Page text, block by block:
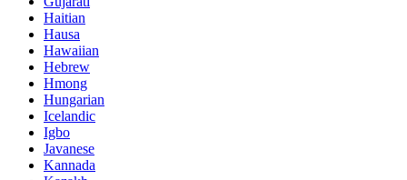
Haitian
Hausa
Hawaiian
Hebrew
Hmong
Hungarian
Icelandic
Igbo
Javanese
Kannada